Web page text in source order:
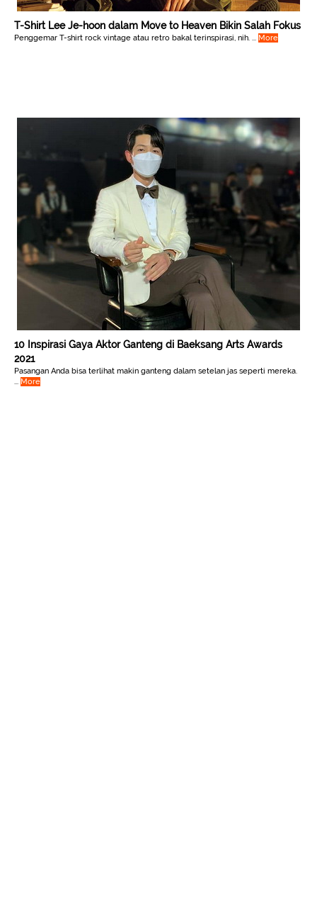
T-Shirt Lee Je-hoon dalam Move to Heaven Bikin Salah Fokus
Penggemar T-shirt rock vintage atau retro bakal terinspirasi, nih. ... More
10 Inspirasi Gaya Aktor Ganteng di Baeksang Arts Awards
2021
Pasangan Anda bisa terlihat makin ganteng dalam setelan jas seperti mereka.
... More